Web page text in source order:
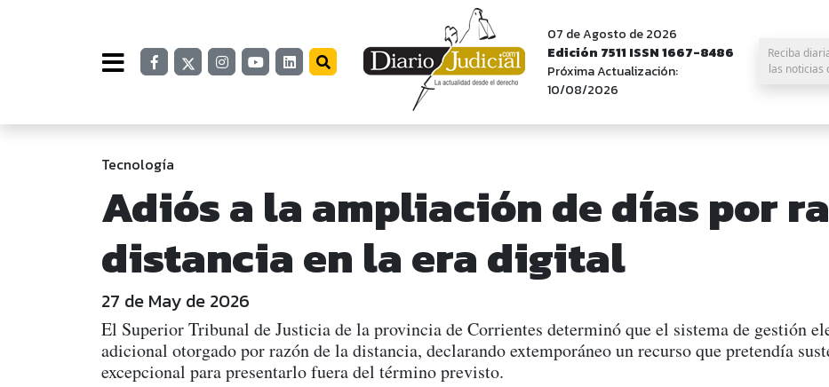
07 de Agosto de 2026
Edición 7511 ISSN 1667-8486
Próxima Actualización:
10/08/2026
Reciba
las noticias
Tecnología
Adiós a la ampliación de días por
distancia en la era digital
27 de May de 2026
El Superior Tribunal de Justicia de la provincia de Corrientes determinó que el sistema de gestión
adicional otorgado por razón de la distancia, declarando extemporáneo un recurso que pretendía
excepcional para presentarlo fuera del término previsto.